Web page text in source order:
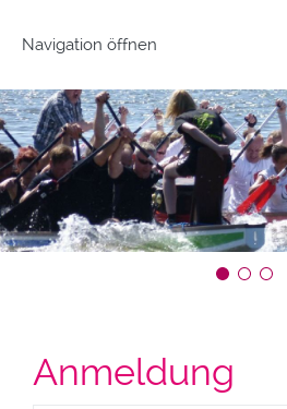
Navigation öffnen
Anmeldung